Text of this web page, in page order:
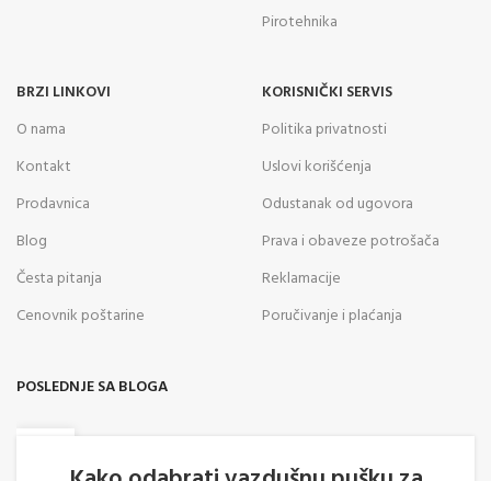
Pirotehnika
BRZI LINKOVI
O nama
Kontakt
Prodavnica
Blog
Česta pitanja
Cenovnik poštarine
KORISNIČKI SERVIS
Politika privatnosti
Uslovi korišćenja
Odustanak od ugovora
Prava i obaveze potrošača
Reklamacije
Poručivanje i plaćanja
POSLEDNJE SA BLOGA